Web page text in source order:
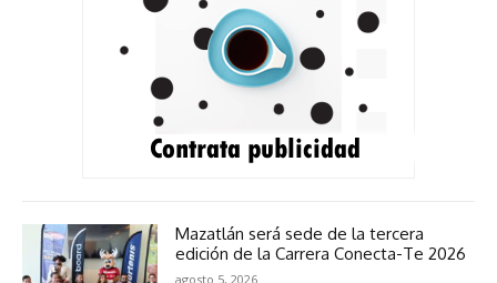
Mazatlán será sede de la tercera
edición de la Carrera Conecta-Te 2026
agosto 5, 2026